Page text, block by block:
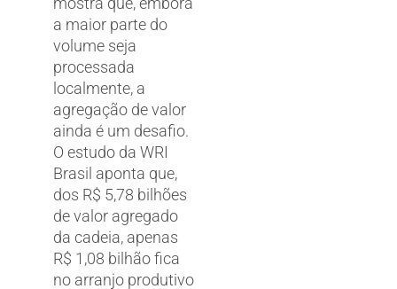
a maior parte do
volume seja
processada
localmente, a
agregação de valor
ainda é um desafio.
O estudo da WRI
Brasil aponta que,
dos R$ 5,78 bilhões
de valor agregado
da cadeia, apenas
R$ 1,08 bilhão fica
no arranjo produtivo